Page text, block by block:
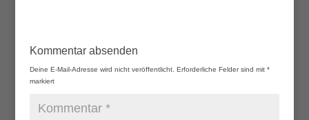
Kommentar absenden
Deine E-Mail-Adresse wird nicht veröffentlicht. Erforderliche Felder sind mit *
markiert